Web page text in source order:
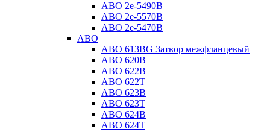
ABO 2е-5490B
ABO 2е-5570B
ABO 2е-5470B
ABO
ABO 613BG Затвор межфланцевый
ABO 620B
ABO 622B
ABO 622T
ABO 623B
ABO 623T
ABO 624В
ABO 624Т